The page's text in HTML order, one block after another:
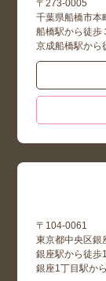
〒273-0005
千葉県船橋市
船橋駅から徒歩
京成船橋駅から
〒104-0061
東京都中央区銀
銀座駅から徒歩
銀座1丁目駅か